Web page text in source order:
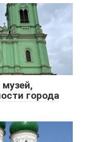
города